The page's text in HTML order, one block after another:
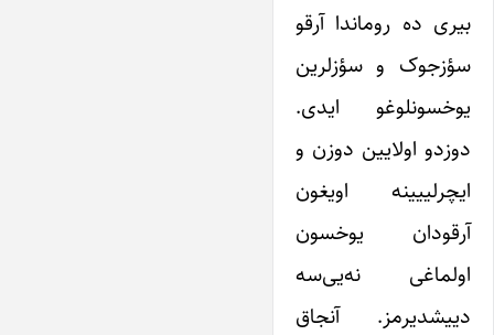
بیری ده روماندا آرقو
سؤزجوک و سؤزلرین
یوخسونلوغو ایدی.
دوزدو اولایین دوزن و
ایچرلییینه اویغون
آرقودان یوخسون
اولماغی نه‌یی‌سه
دییشدیرمز. آنجاق